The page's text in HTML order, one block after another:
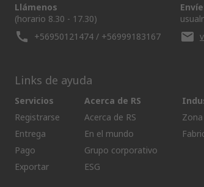
Llámenos
(horario 8.30 - 17.30)
+56950121474 / +56999183167
Links de ayuda
Servicios
Registrarse
Entrega
Pago
Exportar
Acerca de RS
Acerca de RS
En el mundo
Grupo corporativo
ESG